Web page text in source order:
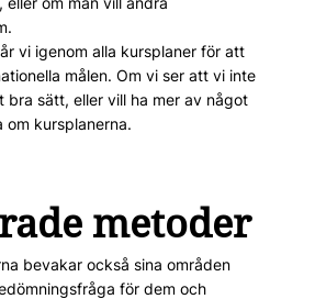
vi igenom alla kursplaner för att
målen. Om vi ser att vi inte
bra sätt, eller vill ha mer av något
om kursplanerna.
metoder
bevakar också sina områden
för dem och